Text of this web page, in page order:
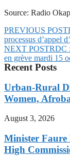
Source: Radio
PREVIOUS POST
processus d’appel
NEXT POSTRDC
en grève mardi 15
Recent Posts
Urban-Rural
Women,
August 3, 2026
Minister Faure
High